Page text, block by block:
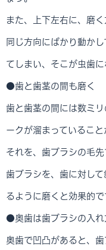
また、上下左右に、磨く
同じ方向にばかり動か
てしまい、そこが虫歯に
●歯と歯茎の間も磨く
歯と歯茎の間には数ミ
ークが溜まっていること
それを、歯ブラシの毛
歯ブラシを、歯に対し
るように磨くと効果的で
●奥歯は歯ブラシの入れ
奥歯で凹凸があると、